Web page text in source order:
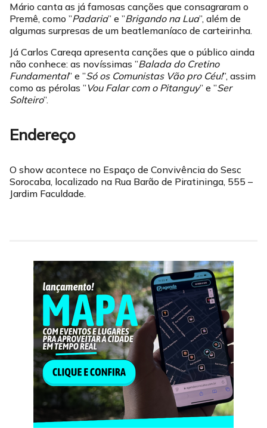
Mário canta as já famosas canções que consagraram o
Premê, como ”Padaria” e ”Brigando na Lua”, além de
algumas surpresas de um beatlemaníaco de carteirinha.
Já Carlos Careqa apresenta canções que o público ainda
não conhece: as novíssimas ”Balada do Cretino
Fundamental” e ”Só os Comunistas Vão pro Céu!”, assim
como as pérolas ”Vou Falar com o Pitanguy” e ”Ser
Solteiro”.
Endereço
O show acontece no Espaço de Convivência do Sesc
Sorocaba, localizado na Rua Barão de Piratininga, 555 –
Jardim Faculdade.